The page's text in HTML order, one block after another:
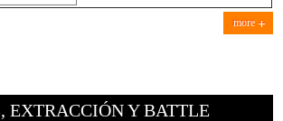
more
EXTRACCIÓN Y BATTLE